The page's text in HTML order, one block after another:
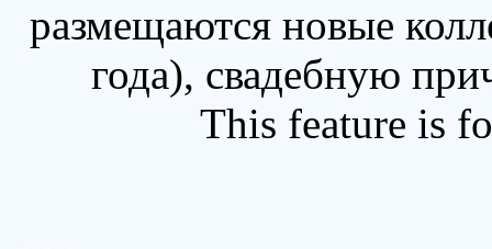
размещаются новые
года), свадебную
This feature is